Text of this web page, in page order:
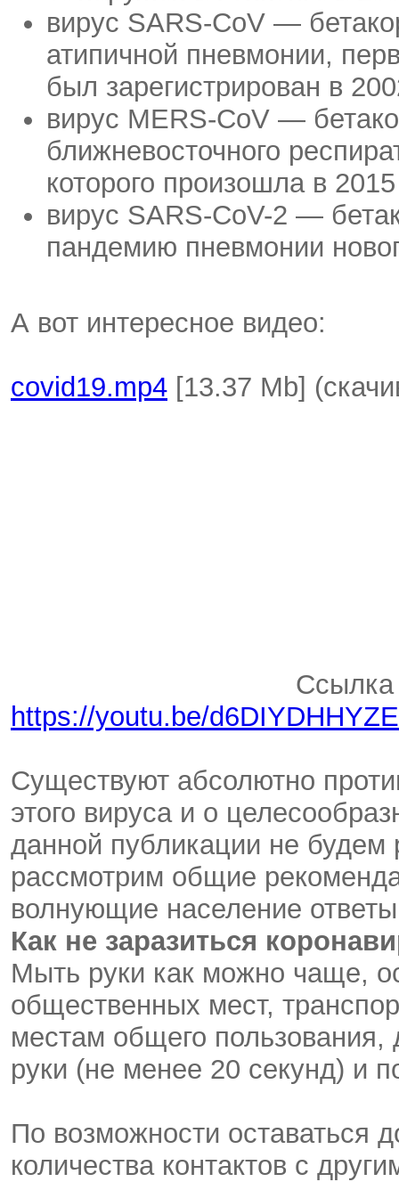
вирус SARS-CoV —
атипичной пневмонии,
был зарегистрирован в
вирус MERS-CoV —
ближневосточного
которого произошла в 2015
вирус SARS-CoV-2 —
пандемию пневмонии
А вот интересное видео:
covid19.mp4 [13.37 Mb]
Ссылка
https://youtu.be/d6DIYDHHYZE
Существуют абсолютно
этого вируса и о
данной публикации не будем
рассмотрим общие
волнующие население
Как не заразиться
Мыть руки как можно чаще,
общественных мест,
местам общего
руки (не менее 20 секунд) и
По возможности оставаться
количества контактов с